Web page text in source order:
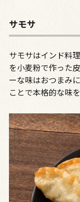
サモサ
サモサはインド料
を小麦粉で作った
ーな味はおつまみ
ことで本格的な味